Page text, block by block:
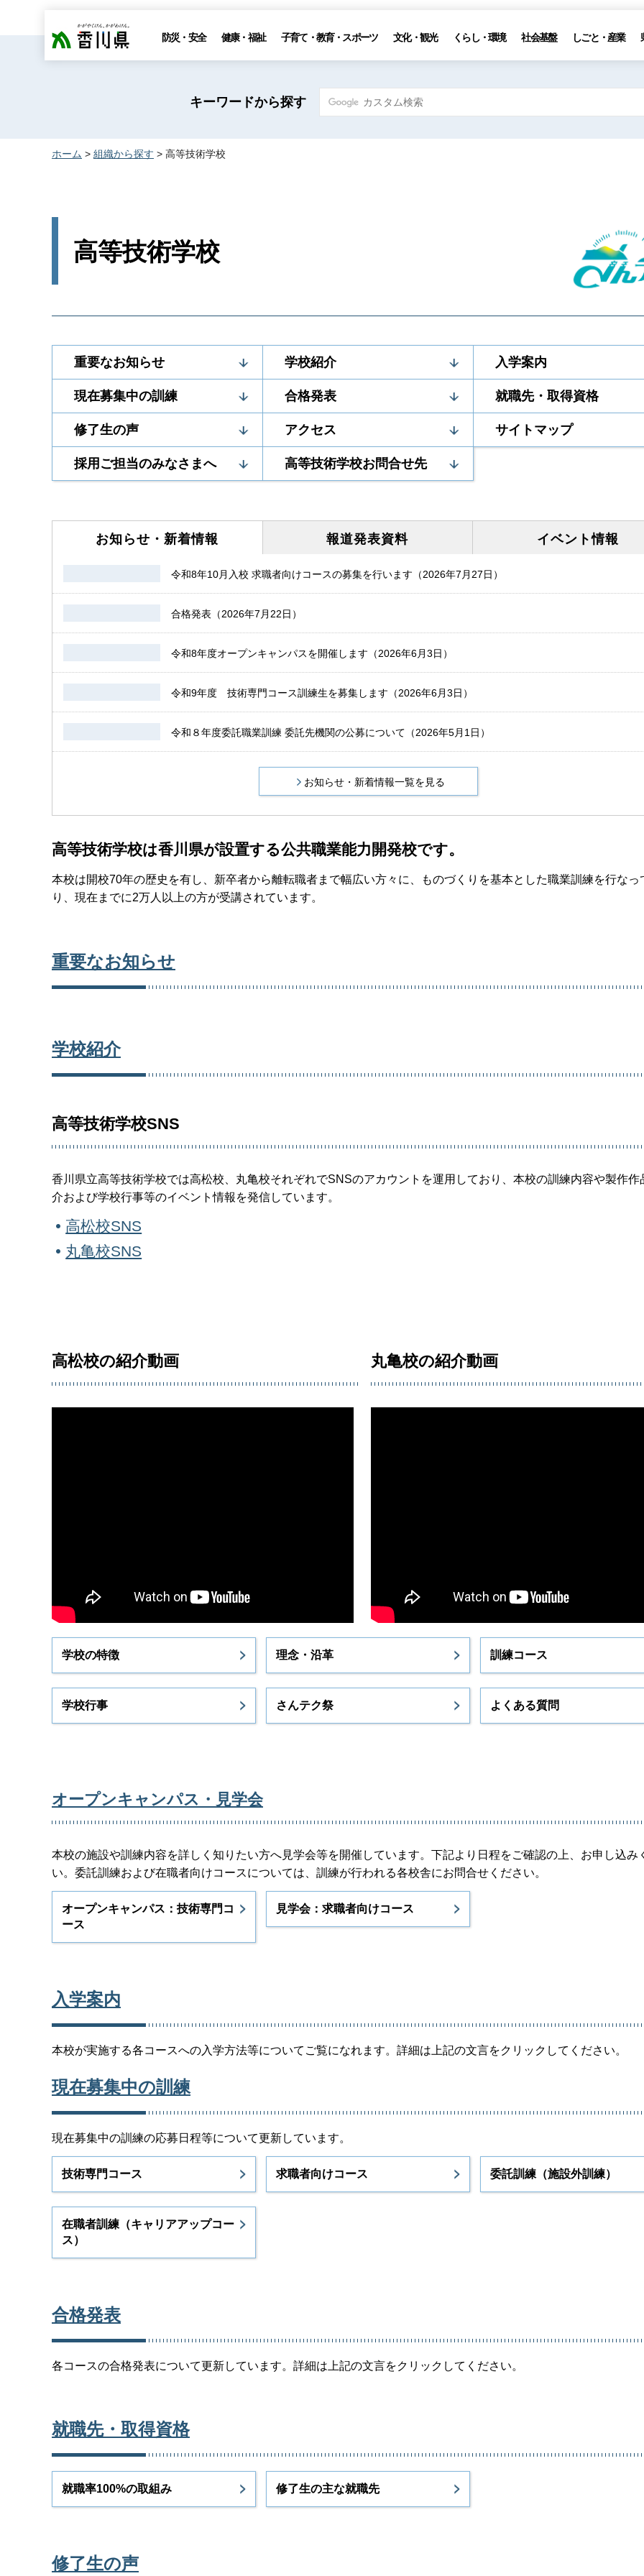
香川県 防災・安全 健康・福祉 子育て・教育・スポーツ 文化・観光 くらし・環境 社会基盤 しごと・産業
キーワードから探す
ホーム > 組織から探す > 高等技術学校
高等技術学校
重要なお知らせ 学校紹介 入学案内
現在募集中の訓練 合格発表 就職先・取得資格
修了生の声 アクセス サイトマップ
採用ご担当のみなさまへ 高等技術学校お問合せ先
お知らせ・ 新着情報
令和8年10月入校 求職者向けコースの募集を行います（2026年7月27日）
合格発表（2026年7月22日）
令和8年度オープンキャンパスを開催します（2026年6月3日）
令和9年度 技術専門コース訓練生を募集します（2026年6月3日）
令和８年度委託職業訓練 委託先機関の公募について（2026年5月1日）
お知らせ・新着情報一覧を見る
報道発表資料 イベント情報
高等技術学校は香川県が設置する公共職業能力開発校です。
本校は開校70年の歴史を有し、新卒者から離転職者まで幅広い方々に、ものづくりを基本とした職業訓練を行なっ
り、現在までに2万人以上の方が受講されています。
重要なお知らせ
学校紹介
高等技術学校SNS
香川県立高等技術学校では高松校、丸亀校それぞれでSNSのアカウントを運用しており、本校の訓練内容や製作作
介および学校行事等のイベント情報を発信しています。
高松校SNS
丸亀校SNS
高松校の紹介動画 丸亀校の紹介動画
学校の特徴 理念・沿革 訓練コース
学校行事 さんテク祭 よくある質問
オープンキャンパス・見学会
本校の施設や訓練内容を詳しく知りたい方へ見学会等を開催しています。下記より日程をご確認の上、お申し込み
い。委託訓練および在職者向けコースについては、訓練が行われる各校舎にお問合せください。
オープンキャンパス：技術専門コ
ース
見学会：求職者向けコース
入学案内
本校が実施する各コースへの入学方法等についてご覧になれます。詳細は上記の文言をクリックしてください。
現在募集中の訓練
現在募集中の訓練の応募日程等について更新しています。
技術専門コース 求職者向けコース 委託訓練（施設外訓練）
在職者訓練（キャリアアップコー
ス）
合格発表
各コースの合格発表について更新しています。詳細は上記の文言をクリックしてください。
就職先・取得資格
就職率100%の取組み 修了生の主な就職先
修了生の声